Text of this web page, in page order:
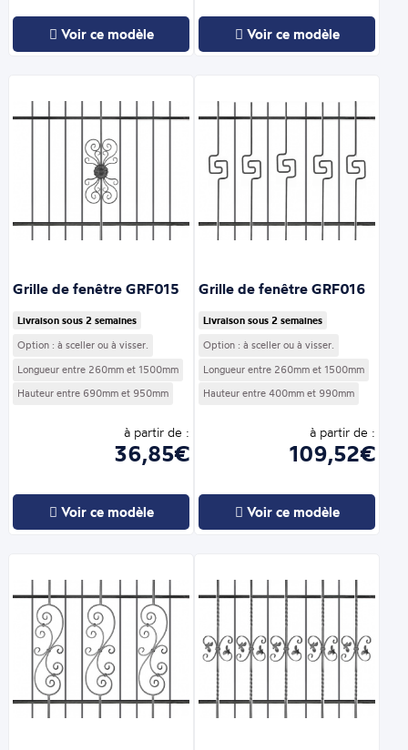
Voir ce modèle Voir ce modèle
Grille de fenêtre GRF015
Livraison sous 2 semaines
Option : à sceller ou à visser.
Longueur entre 260mm et 1500mm
Hauteur entre 690mm et 950mm
à partir de :
36,85€
Voir ce modèle
Grille de fenêtre GRF016
Livraison sous 2 semaines
Option : à sceller ou à visser.
Longueur entre 260mm et 1500mm
Hauteur entre 400mm et 990mm
à partir de :
109,52€
Voir ce modèle